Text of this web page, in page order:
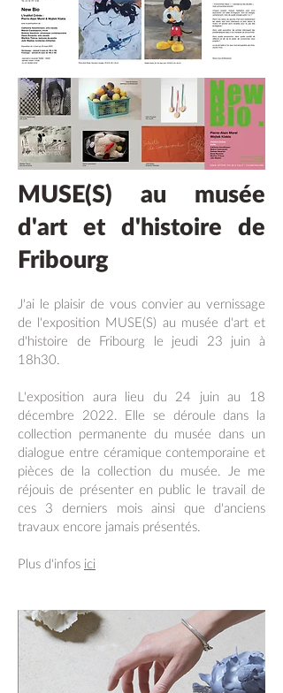
MUSE(S) au musée
d'art et d'histoire de
Fribourg
J'ai le plaisir de vous convier au vernissage
de l'exposition MUSE(S) au musée d'art et
d'histoire de Fribourg le jeudi 23 juin à
18h30.
L'exposition aura lieu du 24 juin au 18
décembre 2022. Elle se déroule dans la
collection permanente du musée dans un
dialogue entre céramique contemporaine et
pièces de la collection du musée. Je me
réjouis de présenter en public le travail de
ces 3 derniers mois ainsi que d'anciens
travaux encore jamais présentés.
Plus d'infos ici